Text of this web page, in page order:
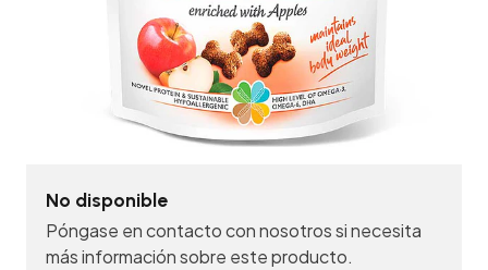
No disponible
Póngase en contacto con nosotros si necesita
más información sobre este producto.